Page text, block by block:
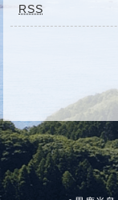
RSS